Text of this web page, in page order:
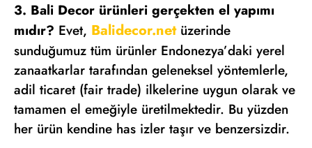
3. Bali Decor ürünleri gerçekten el yapımı
mıdır? Evet, Balidecor.netüzerinde
sunduğumuz tüm ürünler Endonezya’daki yerel
zanaatkarlar tarafından geleneksel yöntemlerle,
adil ticaret (fair trade) ilkelerine uygun olarak ve
tamamen el emeğiyle üretilmektedir. Bu yüzden
her ürün kendine has izler taşır ve benzersizdir.